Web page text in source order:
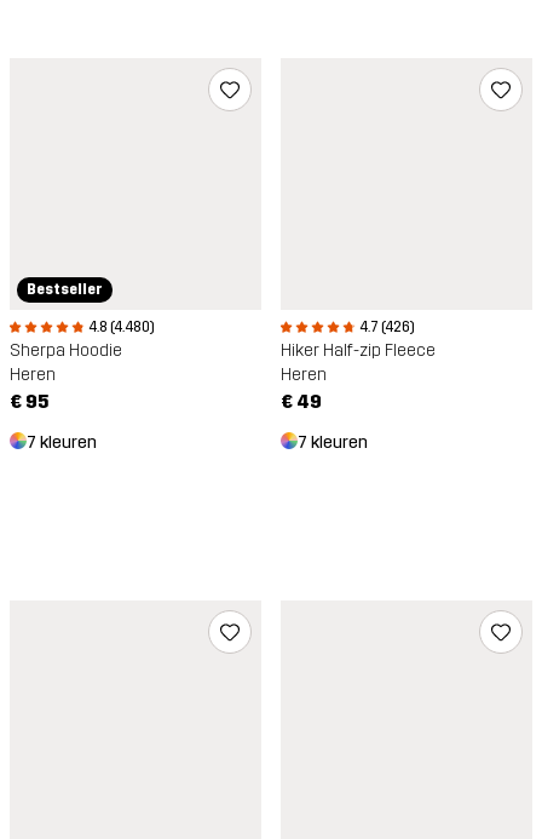
Bestseller
4.8 (4.480)
Sherpa Hoodie
Heren
€ 95
7 kleuren
4.7 (426)
Hiker Half-zip Fleece
Heren
€ 49
7 kleuren